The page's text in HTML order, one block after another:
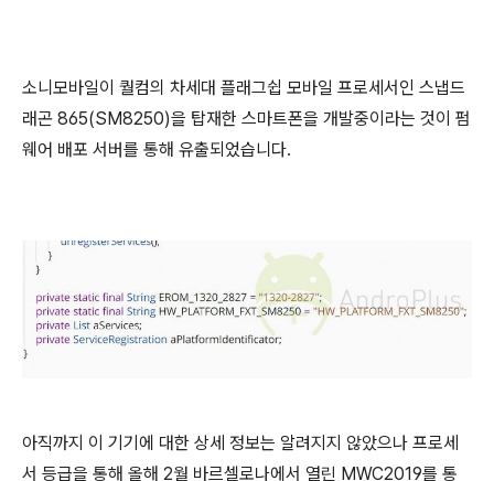
소니모바일이 퀄컴의 차세대 플래그쉽 모바일 프로세서인 스냅드
래곤 865(SM8250)을 탑재한 스마트폰을 개발중이라는 것이 펌
웨어 배포 서버를 통해 유출되었습니다.
아직까지 이 기기에 대한 상세 정보는 알려지지 않았으나 프로세
서 등급을 통해 올해 2월 바르셀로나에서 열린 MWC2019를 통